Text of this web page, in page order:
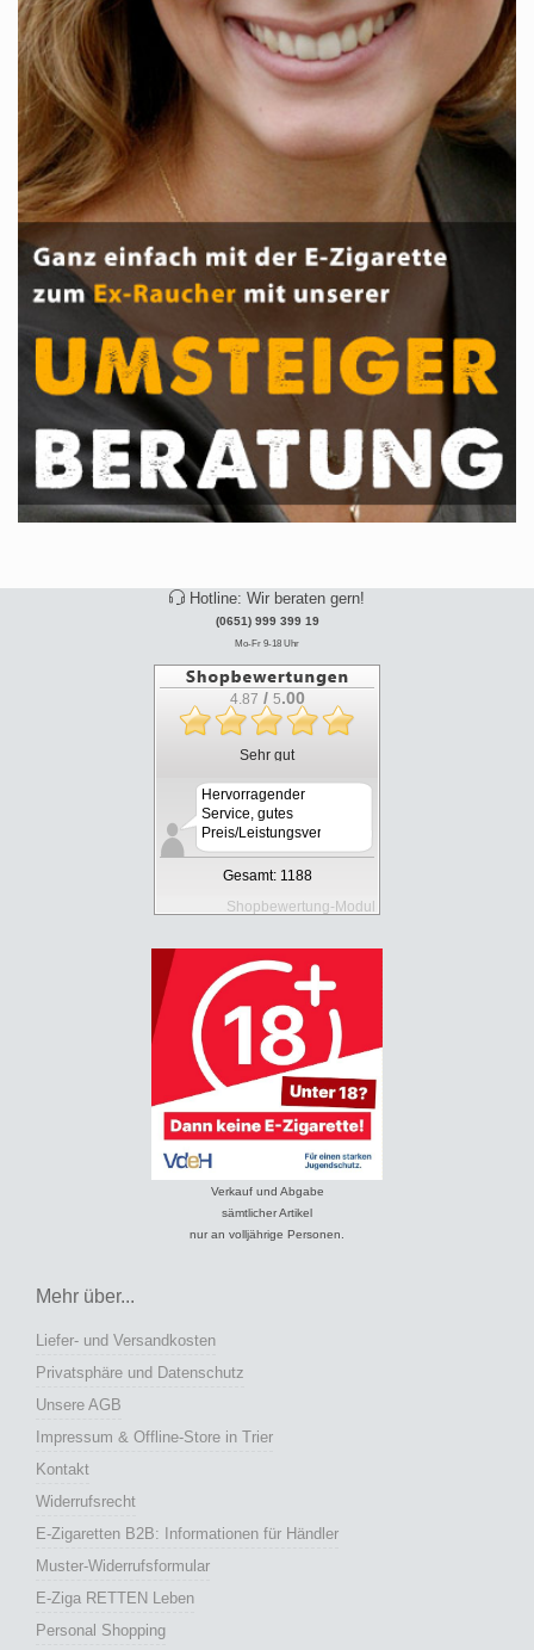
Hotline: Wir beraten gern!
(0651) 999 399 19
Mo-Fr 9-18 Uhr
4.87 / 5.00
Sehr gut
Hervorragender
Service, gutes
Preis/Leistungsverh&au...
Gesamt: 1188
Shopbewertung-Modul
Verkauf und Abgabe
sämtlicher Artikel
nur an volljährige Personen.
Mehr über...
Liefer- und Versandkosten
Privatsphäre und Datenschutz
Unsere AGB
Impressum & Offline-Store in Trier
Kontakt
Widerrufsrecht
E-Zigaretten B2B: Informationen für Händler
Muster-Widerrufsformular
E-Ziga RETTEN Leben
Personal Shopping